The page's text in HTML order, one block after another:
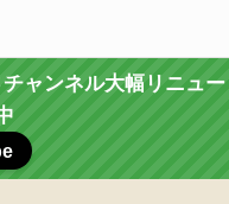
ャンネル大幅リニュー